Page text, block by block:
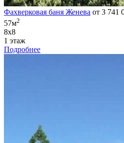
Фахверковая баня Женева от 3 741
57м2
8х8
1 этаж
Подробнее